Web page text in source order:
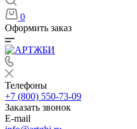
0
Оформить заказ
Телефоны
+7 (800) 550-73-09
Заказать звонок
E-mail